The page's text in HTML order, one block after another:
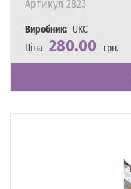
Артикул 2823
Виробник: UKC
Ціна 280.00
грн.
Наявність
Є в наявності